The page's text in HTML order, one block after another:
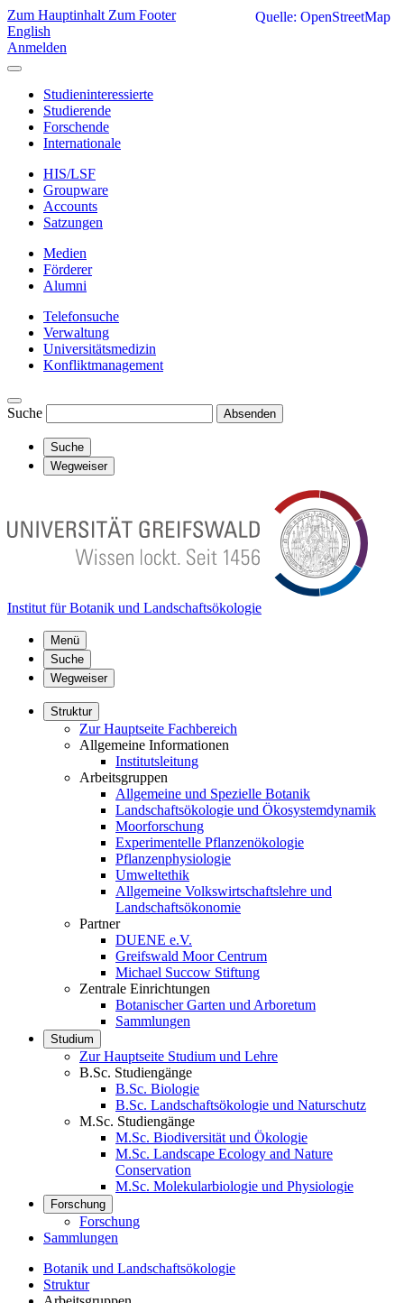
Zum Hauptinhalt Zum Footer
English
Anmelden
Studieninteressierte
Studierende
Forschende
Internationale
HIS/LSF
Groupware
Accounts
Satzungen
Medien
Förderer
Alumni
Telefonsuche
Verwaltung
Universitätsmedizin
Konfliktmanagement
Suche Absenden
Suche
Wegweiser
Institut für Botanik und Landschaftsökologie
Menü
Suche
Wegweiser
Struktur
Zur Hauptseite Fachbereich
Allgemeine Informationen
Institutsleitung
Arbeitsgruppen
Allgemeine und Spezielle Botanik
Landschaftsökologie und Ökosystemdynamik
Moorforschung
Experimentelle Pflanzenökologie
Pflanzenphysiologie
Umweltethik
Allgemeine Volkswirtschaftslehre und
Landschaftsökonomie
Partner
DUENE e.V.
Greifswald Moor Centrum
Michael Succow Stiftung
Zentrale Einrichtungen
Botanischer Garten und Arboretum
Sammlungen
Studium
Zur Hauptseite Studium und Lehre
B.Sc. Studiengänge
B.Sc. Biologie
B.Sc. Landschaftsökologie und Naturschutz
M.Sc. Studiengänge
M.Sc. Biodiversität und Ökologie
M.Sc. Landscape Ecology and Nature
Conservation
M.Sc. Molekularbiologie und Physiologie
Forschung
Forschung
Sammlungen
Botanik und Landschaftsökologie
Struktur
Quelle: OpenStreetMap